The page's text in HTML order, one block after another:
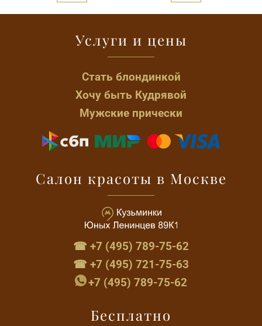
Услуги и цены
Стать блондинкой
Хочу быть Кудрявой
Мужские прически
Салон красоты в Москве
☎ +7 (495) 789-75-62
☎ +7 (495) 721-75-63
+7 (495) 789-75-62
Бесплатно